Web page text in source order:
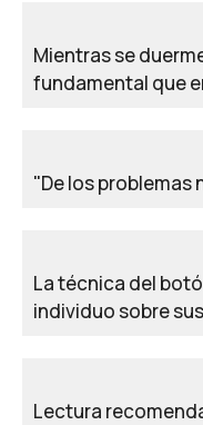
Mientras se
fundamental que
"De los problemas
La técnica del
individuo sobre
Lectura